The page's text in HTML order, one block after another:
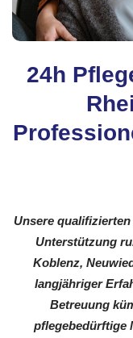
24h
Unsere
Unterstützung
Koblenz,
langjähriger
Betreuung
pflegebedürftige